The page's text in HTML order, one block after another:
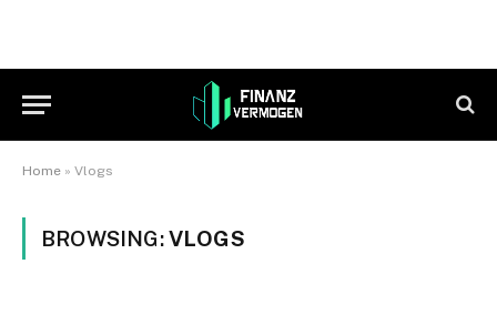
Home » Vlogs
BROWSING:VLOGS